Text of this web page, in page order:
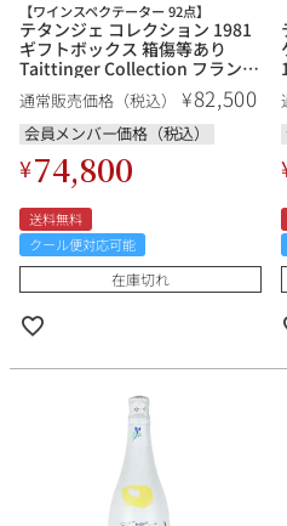
【ワインスペクテーター 92点】
テタンジェ コレクション 1981
ギフトボックス 箱傷等あり
Taittinger Collection フランス
シャンパン シャンパーニュ
通常販売価格（税込） ¥82,500
会員メンバー価格（税込）
¥74,800
送料無料
クール便対応可能
在庫切れ